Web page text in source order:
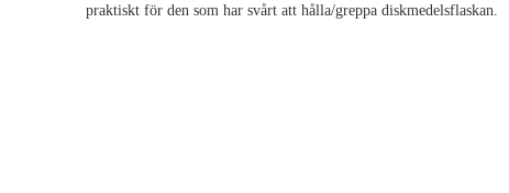
praktiskt för den som har svårt att hålla/greppa diskmedelsflaskan.